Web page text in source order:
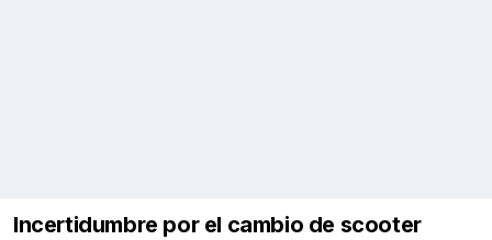
Incertidumbre por el cambio de scooter